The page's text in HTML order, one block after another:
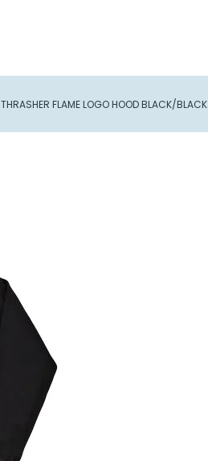
THRASHER FLAME LOGO HOOD BLACK/BLACK